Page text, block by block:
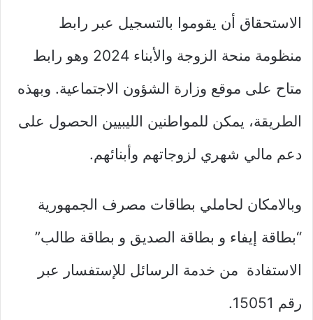
الاستحقاق أن يقوموا بالتسجيل عبر رابط
منظومة منحة الزوجة والأبناء 2024 وهو رابط
متاح على موقع وزارة الشؤون الاجتماعية. وبهذه
الطريقة، يمكن للمواطنين الليبيين الحصول على
دعم مالي شهري لزوجاتهم وأبنائهم.
وبالامكان لحاملي بطاقات مصرف الجمهورية
“بطاقة إيفاء و بطاقة الصديق و بطاقة طالب”
الاستفادة من خدمة الرسائل للإستفسار عبر
رقم 15051.